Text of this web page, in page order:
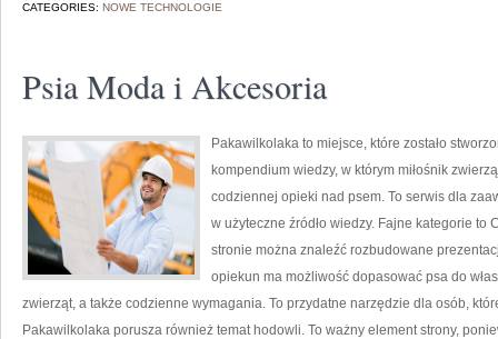
CATEGORIES: NOWE TECHNOLOGIE
Psia Moda i Akcesoria
Pakawilkolaka to miejsce, które zostało
kompendium wiedzy, w którym miłośnik
codziennej opieki nad psem. To serwis dla
w użyteczne źródło wiedzy. Fajne kategorie to
stronie można znaleźć rozbudowane
opiekun ma możliwość dopasować psa do
zwierząt, a także codzienne wymagania. To przydatne narzędzie dla osób,
Pakawilkolaka porusza również temat hodowli. To ważny element strony,